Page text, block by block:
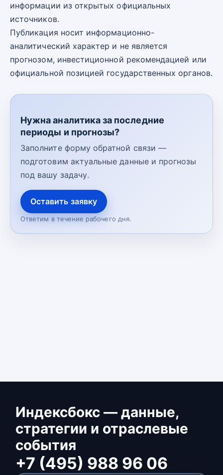
информации из открытых официальных
источников.
Публикация носит информационно-
аналитический характер и не является
прогнозом, инвестиционной рекомендацией или
официальной позицией государственных органов.
Нужна аналитика за последние
периоды и прогнозы?
Заполните форму обратной связи —
подготовим актуальные данные и прогнозы
под вашу задачу.
Оставить заявку
Ответим в течение рабочего дня.
Индексбокс — данные,
стратегии и отраслевые
события
+7 (495) 988 96 06